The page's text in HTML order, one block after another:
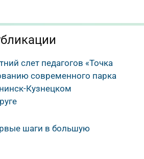
слет педагогов «Точка
современного парка
Кузнецком
шаги в большую